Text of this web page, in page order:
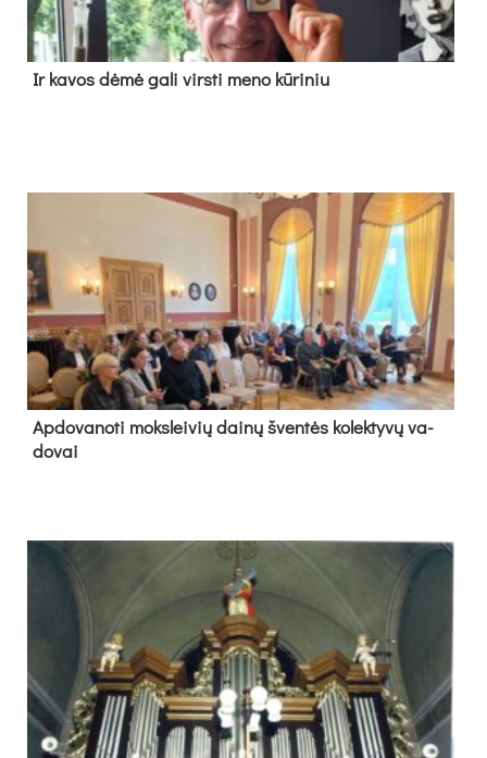
Ir ka­vos dė­mė ga­li virs­ti me­no kū­ri­niu
Ap­do­va­no­ti moks­lei­vių dai­nų šven­tės ko­lek­ty­vų va­
do­vai